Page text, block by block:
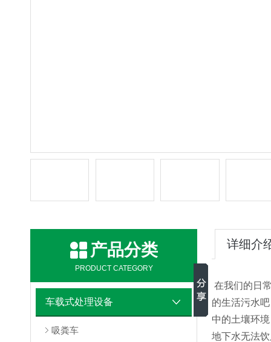
产品分类
PRODUCT CATEGORY
车载式处理设备
吸粪车
详细介
在我们的日
的生活污水
中的土壤环
地下水无法